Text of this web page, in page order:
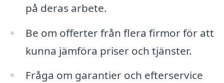
på deras arbete.
Be om offerter från flera firmor för att
kunna jämföra priser och tjänster.
Fråga om garantier och efterservice